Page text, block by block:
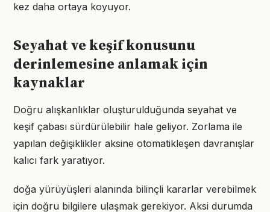
kez daha ortaya koyuyor.
Seyahat ve keşif konusunu
derinlemesine anlamak için
kaynaklar
Doğru alışkanlıklar oluşturulduğunda seyahat ve
keşif çabası sürdürülebilir hale geliyor. Zorlama ile
yapılan değişiklikler aksine otomatikleşen davranışlar
kalıcı fark yaratıyor.
doğa yürüyüşleri alanında bilinçli kararlar verebilmek
için doğru bilgilere ulaşmak gerekiyor. Aksi durumda